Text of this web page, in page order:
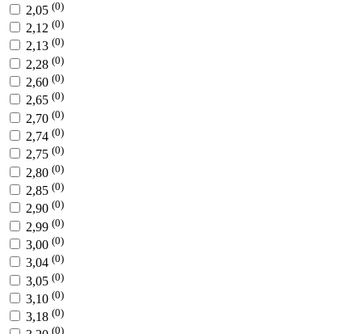
2,05 (0)
2,12 (0)
2,13 (0)
2,28 (0)
2,60 (0)
2,65 (0)
2,70 (0)
2,74 (0)
2,75 (0)
2,80 (0)
2,85 (0)
2,90 (0)
2,99 (0)
3,00 (0)
3,04 (0)
3,05 (0)
3,10 (0)
3,18 (0)
(0)